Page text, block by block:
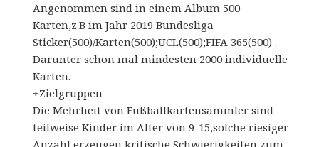
Angenommen sind in einem Album 500
Karten,z.B im Jahr 2019 Bundesliga
Sticker(500)/Karten(500);UCL(500);FIFA 365(500) .
Darunter schon mal mindesten 2000 individuelle
Karten.
+Zielgruppen
Die Mehrheit von Fußballkartensammler sind
teilweise Kinder im Alter von 9-15,solche riesiger